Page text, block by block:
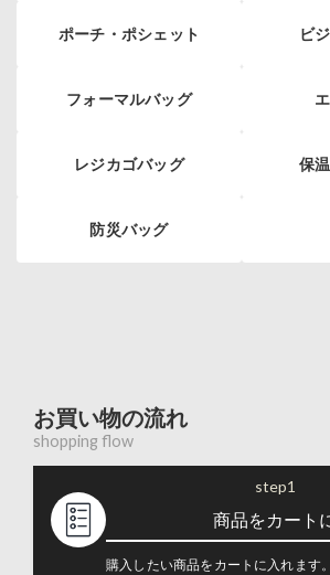
ポーチ・ポシェット ビ
フォーマルバッグ
レジカゴバッグ 保
防災バッグ
お買い物の流れ
shopping flow
step1
商品をカート
購入したい商品をカートに入れます。